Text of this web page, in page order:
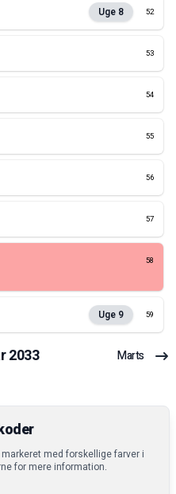
Uge 8 52
53
54
55
56
57
58
Uge 9 59
2033 Marts
med forskellige farver i
for mere information.